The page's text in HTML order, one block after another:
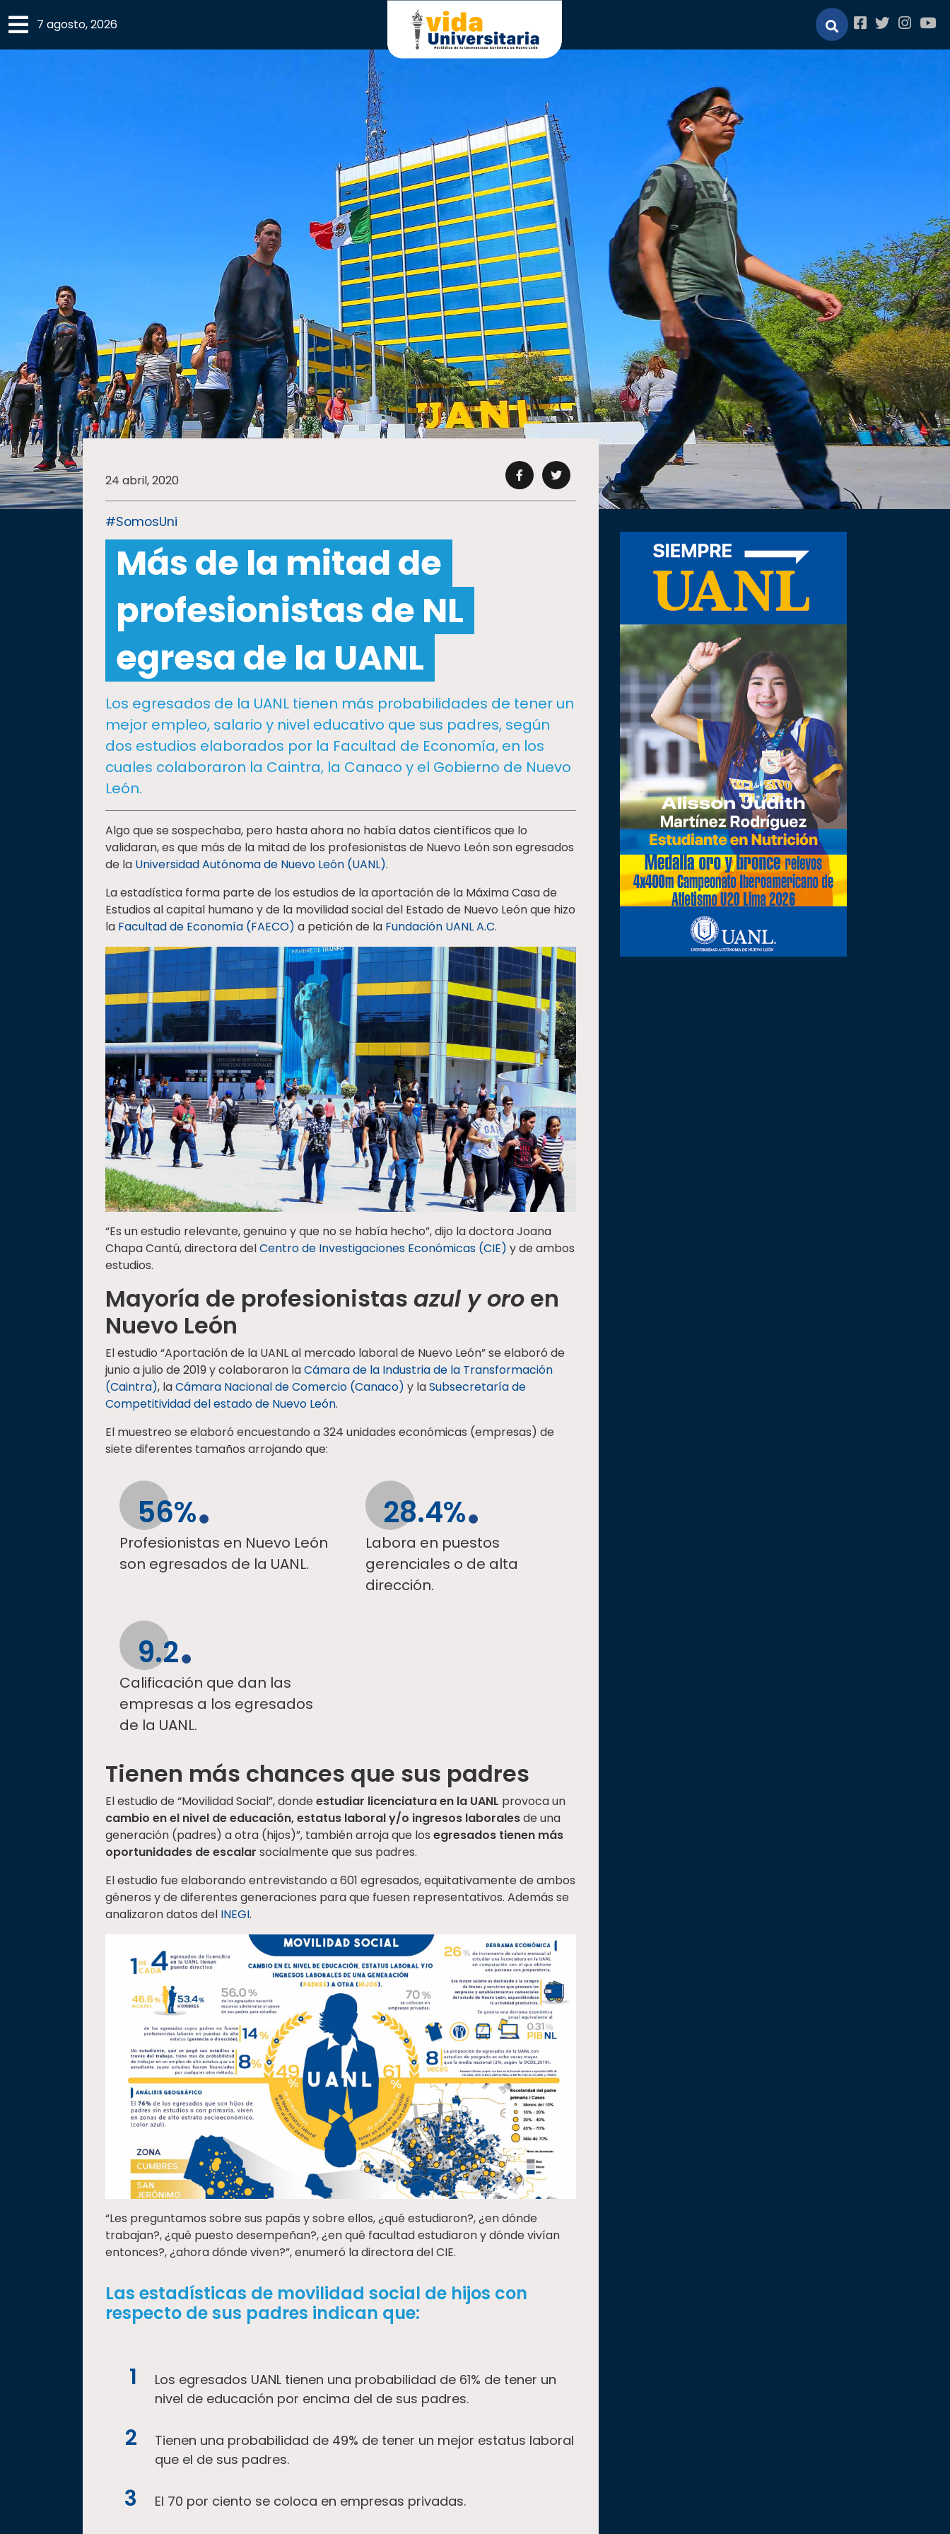
×
EXPERTOS
SALUD
SUSTENTABILIDAD
TEMAS
Oferta
educativa
Internacionalización
7 agosto, 2026
24 abril, 2020
#SomosUni
Más de la mitad de
profesionistas de NL
egresa de la UANL
Los egresados de la UANL tienen más probabilidades de tener un
mejor empleo, salario y nivel educativo que sus padres, según
dos estudios elaborados por la Facultad de Economía, en los
cuales colaboraron la Caintra, la Canaco y el Gobierno de Nuevo
León.
Algo que se sospechaba, pero hasta ahora no había datos científicos que lo
validaran, es que más de la mitad de los profesionistas de Nuevo León son egresados
de la Universidad Autónoma de Nuevo León (UANL).
La estadística forma parte de los estudios de la aportación de la Máxima Casa de
Estudios al capital humano y de la movilidad social del Estado de Nuevo León que hizo
la Facultad de Economía (FAECO) a petición de la Fundación UANL A.C.
“Es un estudio relevante, genuino y que no se había hecho”, dijo la doctora Joana
Chapa Cantú, directora delCentro de Investigaciones Económicas (CIE) y de ambos
estudios.
Mayoría de profesionistas azul y oro en
Nuevo León
El estudio “Aportación de la UANL al mercado laboral de Nuevo León” se elaboró de
junio a julio de 2019 y colaboraron laCámara de la Industria de la Transformación
(Caintra), laCámara Nacional de Comercio (Canaco) y laSubsecretaría de
Competitividad del estado de Nuevo León.
El muestreo se elaboró encuestando a 324 unidades económicas (empresas) de
siete diferentes tamaños arrojando que:
56%
Profesionistas en Nuevo León
son egresados de la UANL.
28.4%
Labora en puestos
gerenciales o de alta
dirección.
9.2
Calificación que dan las
empresas a los egresados
de la UANL.
Tienen más chances que sus padres
El estudio de “Movilidad Social”, dondeestudiar licenciatura en la UANL provoca un
cambio en el nivel de educación, estatus laboral y/o ingresos laboralesde una
generación (padres) a otra (hijos)”, también arroja que los egresados tienen más
oportunidades de escalar socialmente que sus padres.
El estudio fue elaborando entrevistando a 601 egresados, equitativamente de ambos
géneros y de diferentes generaciones para que fuesen representativos. Además se
analizaron datos del INEGI.
“Les preguntamos sobre sus papás y sobre ellos, ¿qué estudiaron?, ¿en dónde
trabajan?, ¿qué puesto desempeñan?, ¿en qué facultad estudiaron y dónde vivían
entonces?, ¿ahora dónde viven?”, enumeró la directora del CIE.
Las estadísticas de movilidad social de hijos con
respecto de sus padres indican que:
Los egresados UANL tienen una probabilidad de 61% de tener un
nivel de educación por encima del de sus padres.
Tienen una probabilidad de 49% de tener un mejor estatus laboral
que el de sus padres.
El 70 por ciento se coloca en empresas privadas.